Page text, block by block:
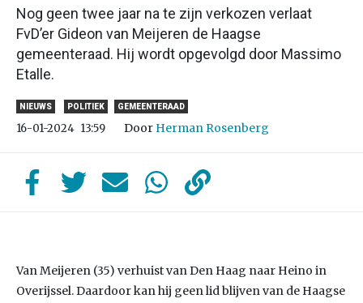
Nog geen twee jaar na te zijn verkozen verlaat
FvD’er Gideon van Meijeren de Haagse
gemeenteraad. Hij wordt opgevolgd door Massimo
Etalle.
NIEUWS POLITIEK GEMEENTERAAD
16-01-2024 13:59 Door Herman Rosenberg
Van Meijeren (35) verhuist van Den Haag naar Heino in
Overijssel. Daardoor kan hij geen lid blijven van de Haagse